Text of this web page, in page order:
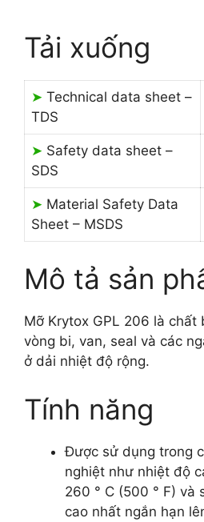
Tải xuống
➤ Technical data sheet –
TDS
➤ Safety data sheet –
SDS
➤ Material Safety Data
Sheet – MSDS
Mô tả sản
Mỡ Krytox GPL 206 là
vòng bi, van, seal và các
ở dải nhiệt độ rộng.
Tính năng
Được sử dụng trong
nghiệt như nhiệt độ
260 ° C (500 ° F) và
cao nhất ngắn hạn